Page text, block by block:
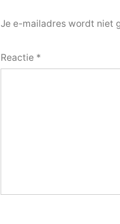
Je e-mailadres wordt niet
Reactie *